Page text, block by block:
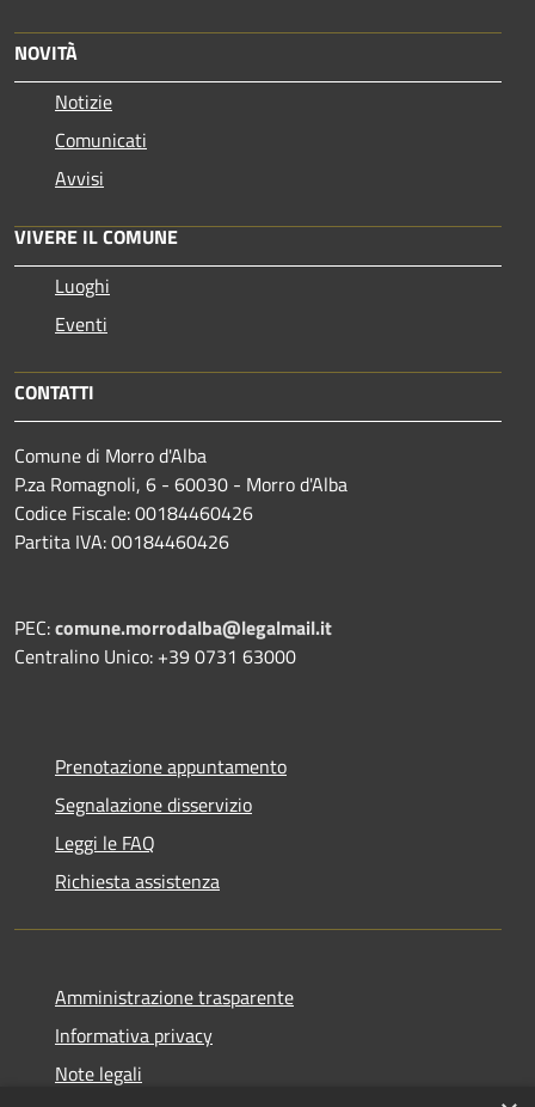
NOVITÀ
Notizie
Comunicati
Avvisi
VIVERE IL COMUNE
Luoghi
Eventi
CONTATTI
Comune di Morro d'Alba
P.za Romagnoli, 6 - 60030 - Morro d'Alba
Codice Fiscale: 00184460426
Partita IVA: 00184460426
PEC:comune.morrodalba@legalmail.it
Centralino Unico: +39 0731 63000
Prenotazione appuntamento
Segnalazione disservizio
Leggi le FAQ
Richiesta assistenza
Amministrazione trasparente
Informativa privacy
Note legali